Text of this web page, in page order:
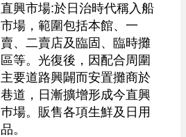
直興市場:於日治時代稱入船
市場，範圍包括本館、一
賣、二賣店及臨固、臨時攤
區等。光復後，因配合周圍
主要道路興闢而安置攤商於
巷道，日漸擴增形成今直興
巿場。販售各項生鮮及日用
品。